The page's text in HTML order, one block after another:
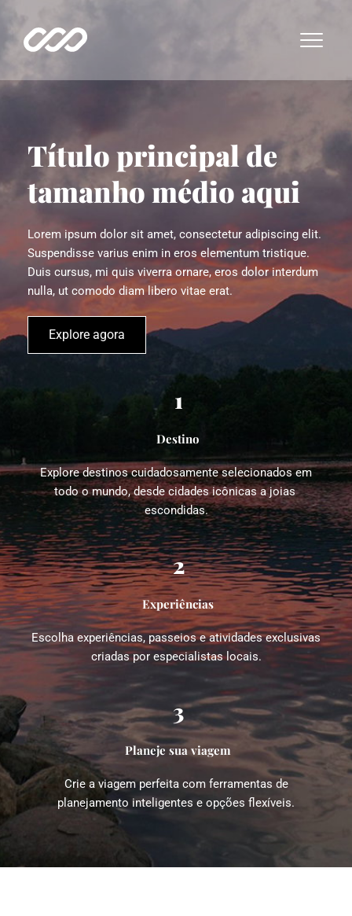
Título principal de
tamanho médio aqui
Lorem ipsum dolor sit amet, consectetur adipiscing elit.
Suspendisse varius enim in eros elementum tristique.
Duis cursus, mi quis viverra ornare, eros dolor interdum
nulla, ut comodo diam libero vitae erat.
Explore agora
1
Destino
Explore destinos cuidadosamente selecionados em
todo o mundo, desde cidades icônicas a joias
escondidas.
2
Experiências
Escolha experiências, passeios e atividades exclusivas
criadas por especialistas locais.
3
Planeje sua viagem
Crie a viagem perfeita com ferramentas de
planejamento inteligentes e opções flexíveis.